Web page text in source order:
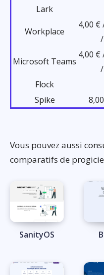
Lark
Workplace
4,00
Microsoft Teams
4,00
Flock
Spike
Vous pouvez aussi
comparatifs de
SanityOS